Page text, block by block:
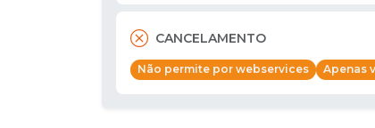
CANCELAMENTO
Não permite por webservices Apenas